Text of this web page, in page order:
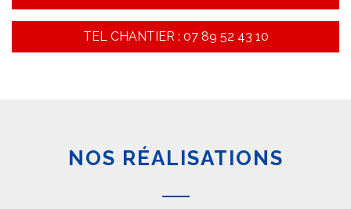
TEL CHANTIER : 07 89 52 43 10
NOS RÉALISATIONS